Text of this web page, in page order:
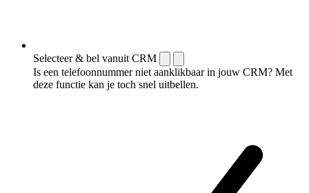
Selecteer & bel vanuit CRM
Is een telefoonnummer niet aanklikbaar in jouw CRM? Met
deze functie kan je toch snel uitbellen.